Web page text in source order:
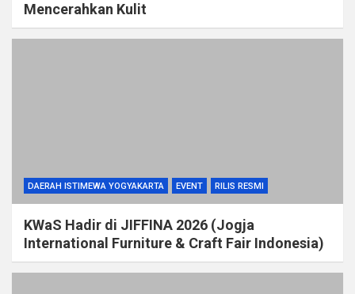
Mencerahkan Kulit
DAERAH ISTIMEWA YOGYAKARTA EVENT RILIS RESMI
KWaS Hadir di JIFFINA 2026 (Jogja
International Furniture & Craft Fair Indonesia)